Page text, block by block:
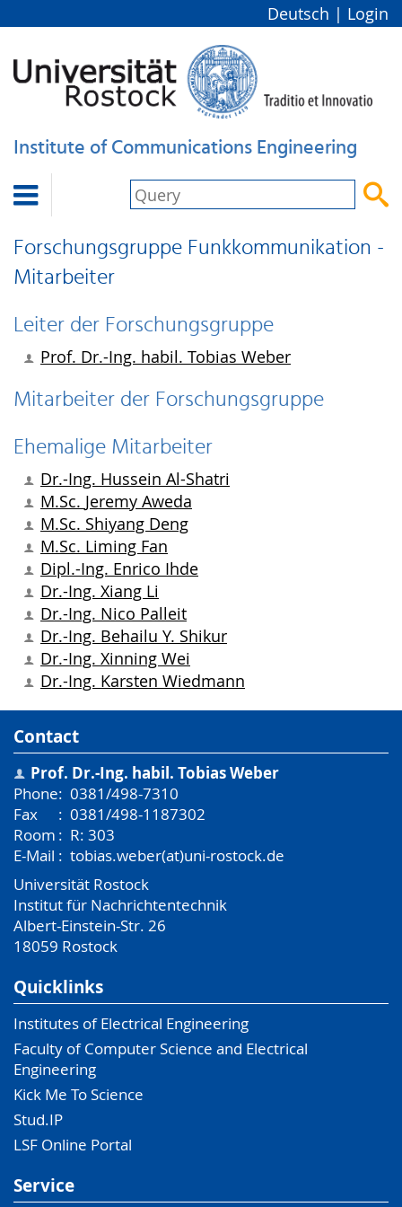
Deutsch | Login
Institute of Communications Engineering
 
Forschungsgruppe Funkkommunikation -
Mitarbeiter
Leiter der Forschungsgruppe
Prof. Dr.-Ing. habil. Tobias Weber
Mitarbeiter der Forschungsgruppe
Ehemalige Mitarbeiter
Dr.-Ing. Hussein Al-Shatri
M.Sc. Jeremy Aweda
M.Sc. Shiyang Deng
M.Sc. Liming Fan
Dipl.-Ing. Enrico Ihde
Dr.-Ing. Xiang Li
Dr.-Ing. Nico Palleit
Dr.-Ing. Behailu Y. Shikur
Dr.-Ing. Xinning Wei
Dr.-Ing. Karsten Wiedmann
Contact
Prof. Dr.-Ing. habil. Tobias Weber
Phone: 0381/498-7310
Fax
: 0381/498-1187302
Room : R: 303
E-Mail : tobias.weber(at)uni-rostock.de
Universität Rostock
Institut für Nachrichtentechnik
Albert-Einstein-Str. 26
18059 Rostock
Quicklinks
Institutes of Electrical Engineering
Faculty of Computer Science and Electrical
Engineering
Kick Me To Science
Stud.IP
LSF Online Portal
Service